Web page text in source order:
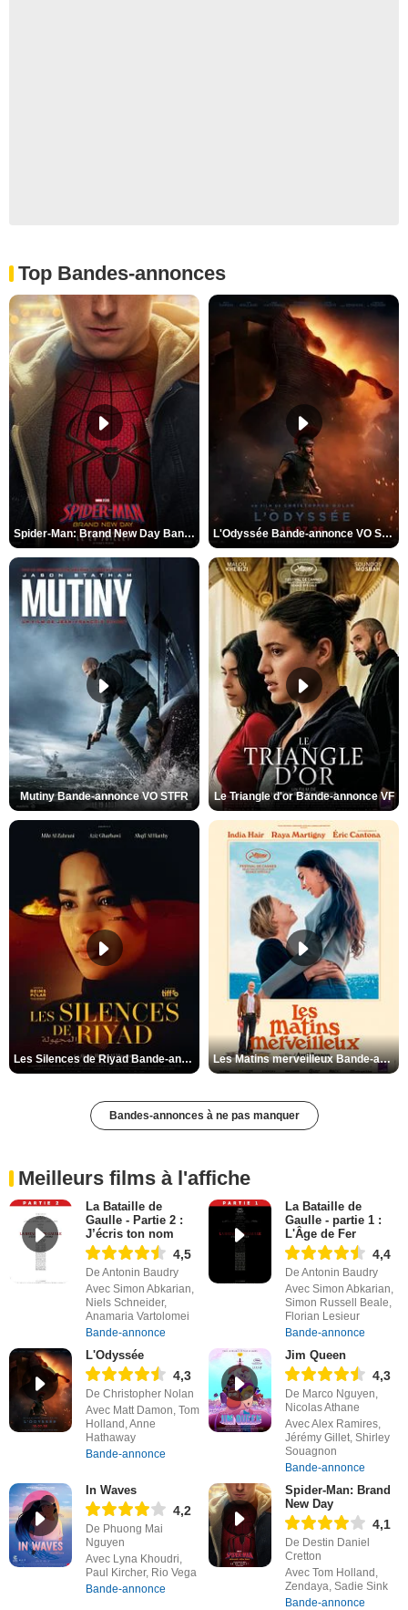
Top Bandes-annonces
Spider-Man: Brand New Day Bande-annonce VO STFR L'Odyssée Bande-annonce VO STFR
Mutiny Bande-annonce VO STFR Le Triangle d'or Bande-annonce VF
Les Silences de Riyad Bande-annonce VO STFR Les Matins merveilleux Bande-annonce VF
Bandes-annonces à ne pas manquer
Meilleurs films à l'affiche
La Bataille de
Gaulle - Partie 2 :
J’écris ton nom
4,5
De Antonin Baudry
Avec Simon Abkarian,
Niels Schneider,
Anamaria Vartolomei
Bande-annonce
La Bataille de
Gaulle - partie 1 :
L'Âge de Fer
4,4
De Antonin Baudry
Avec Simon Abkarian,
Simon Russell Beale,
Florian Lesieur
Bande-annonce
L'Odyssée
4,3
De Christopher Nolan
Avec Matt Damon, Tom
Holland, Anne
Hathaway
Bande-annonce
Jim Queen
4,3
De Marco Nguyen,
Nicolas Athane
Avec Alex Ramires,
Jérémy Gillet, Shirley
Souagnon
Bande-annonce
In Waves
4,2
De Phuong Mai
Nguyen
Avec Lyna Khoudri,
Paul Kircher, Rio Vega
Bande-annonce
Spider-Man: Brand
New Day
4,1
De Destin Daniel
Cretton
Avec Tom Holland,
Zendaya, Sadie Sink
Bande-annonce